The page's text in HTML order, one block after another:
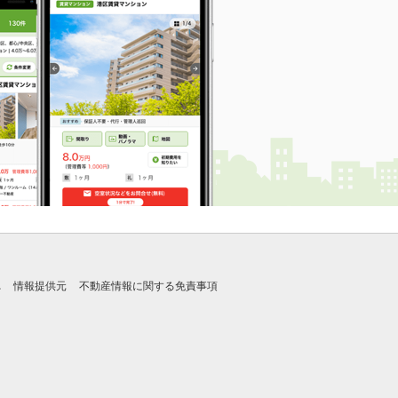
情報提供元 不動産情報に関する免責事項